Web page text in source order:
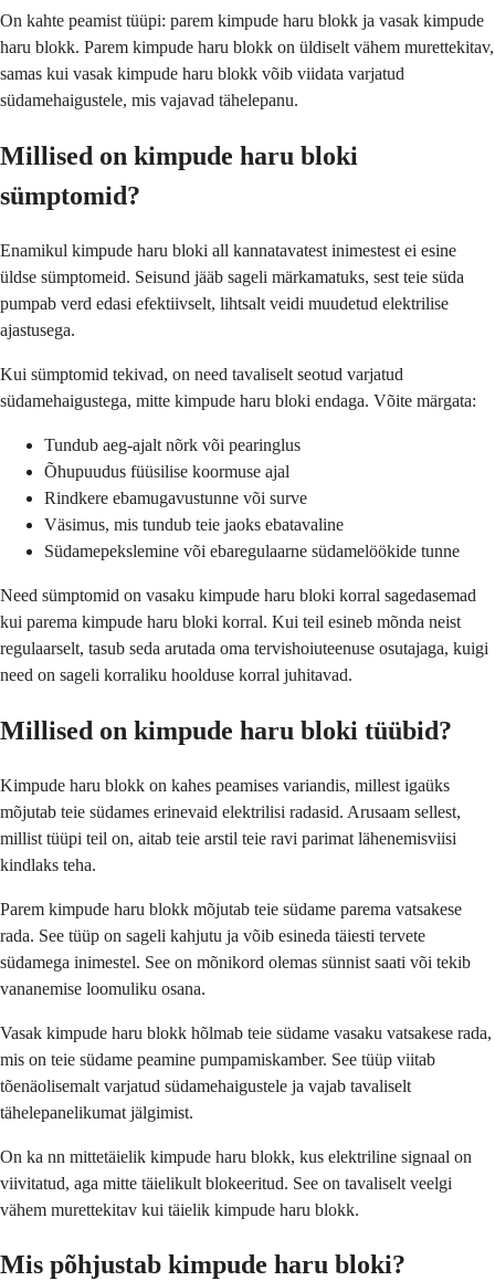
On kahte peamist tüüpi: parem kimpude haru blokk ja vasak kimpude
haru blokk. Parem kimpude haru blokk on üldiselt vähem murettekitav,
samas kui vasak kimpude haru blokk võib viidata varjatud
südamehaigustele, mis vajavad tähelepanu.
Millised on kimpude haru bloki
sümptomid?
Enamikul kimpude haru bloki all kannatavatest inimestest ei esine
üldse sümptomeid. Seisund jääb sageli märkamatuks, sest teie süda
pumpab verd edasi efektiivselt, lihtsalt veidi muudetud elektrilise
ajastusega.
Kui sümptomid tekivad, on need tavaliselt seotud varjatud
südamehaigustega, mitte kimpude haru bloki endaga. Võite märgata:
Tundub aeg-ajalt nõrk või pearinglus
Õhupuudus füüsilise koormuse ajal
Rindkere ebamugavustunne või surve
Väsimus, mis tundub teie jaoks ebatavaline
Südamepekslemine või ebaregulaarne südamelöökide tunne
Need sümptomid on vasaku kimpude haru bloki korral sagedasemad
kui parema kimpude haru bloki korral. Kui teil esineb mõnda neist
regulaarselt, tasub seda arutada oma tervishoiuteenuse osutajaga, kuigi
need on sageli korraliku hoolduse korral juhitavad.
Millised on kimpude haru bloki tüübid?
Kimpude haru blokk on kahes peamises variandis, millest igaüks
mõjutab teie südames erinevaid elektrilisi radasid. Arusaam sellest,
millist tüüpi teil on, aitab teie arstil teie ravi parimat lähenemisviisi
kindlaks teha.
Parem kimpude haru blokk mõjutab teie südame parema vatsakese
rada. See tüüp on sageli kahjutu ja võib esineda täiesti tervete
südamega inimestel. See on mõnikord olemas sünnist saati või tekib
vananemise loomuliku osana.
Vasak kimpude haru blokk hõlmab teie südame vasaku vatsakese rada,
mis on teie südame peamine pumpamiskamber. See tüüp viitab
tõenäolisemalt varjatud südamehaigustele ja vajab tavaliselt
tähelepanelikumat jälgimist.
On ka nn mittetäielik kimpude haru blokk, kus elektriline signaal on
viivitatud, aga mitte täielikult blokeeritud. See on tavaliselt veelgi
vähem murettekitav kui täielik kimpude haru blokk.
Mis põhjustab kimpude haru bloki?